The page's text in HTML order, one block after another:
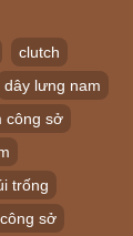
clutch
dây lưng nam
công sở
trống
sở